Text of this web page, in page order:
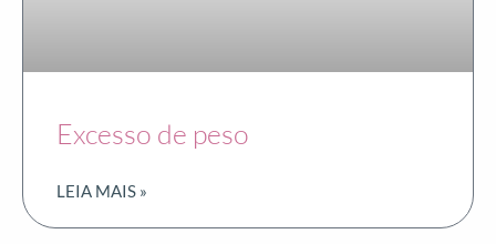
Excesso de peso
LEIA MAIS »